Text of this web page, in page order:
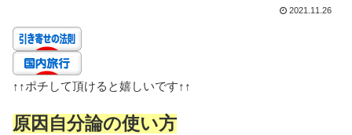
2021.11.26
↑↑ポチして頂けると嬉しいです↑↑
原因自分論の使い方